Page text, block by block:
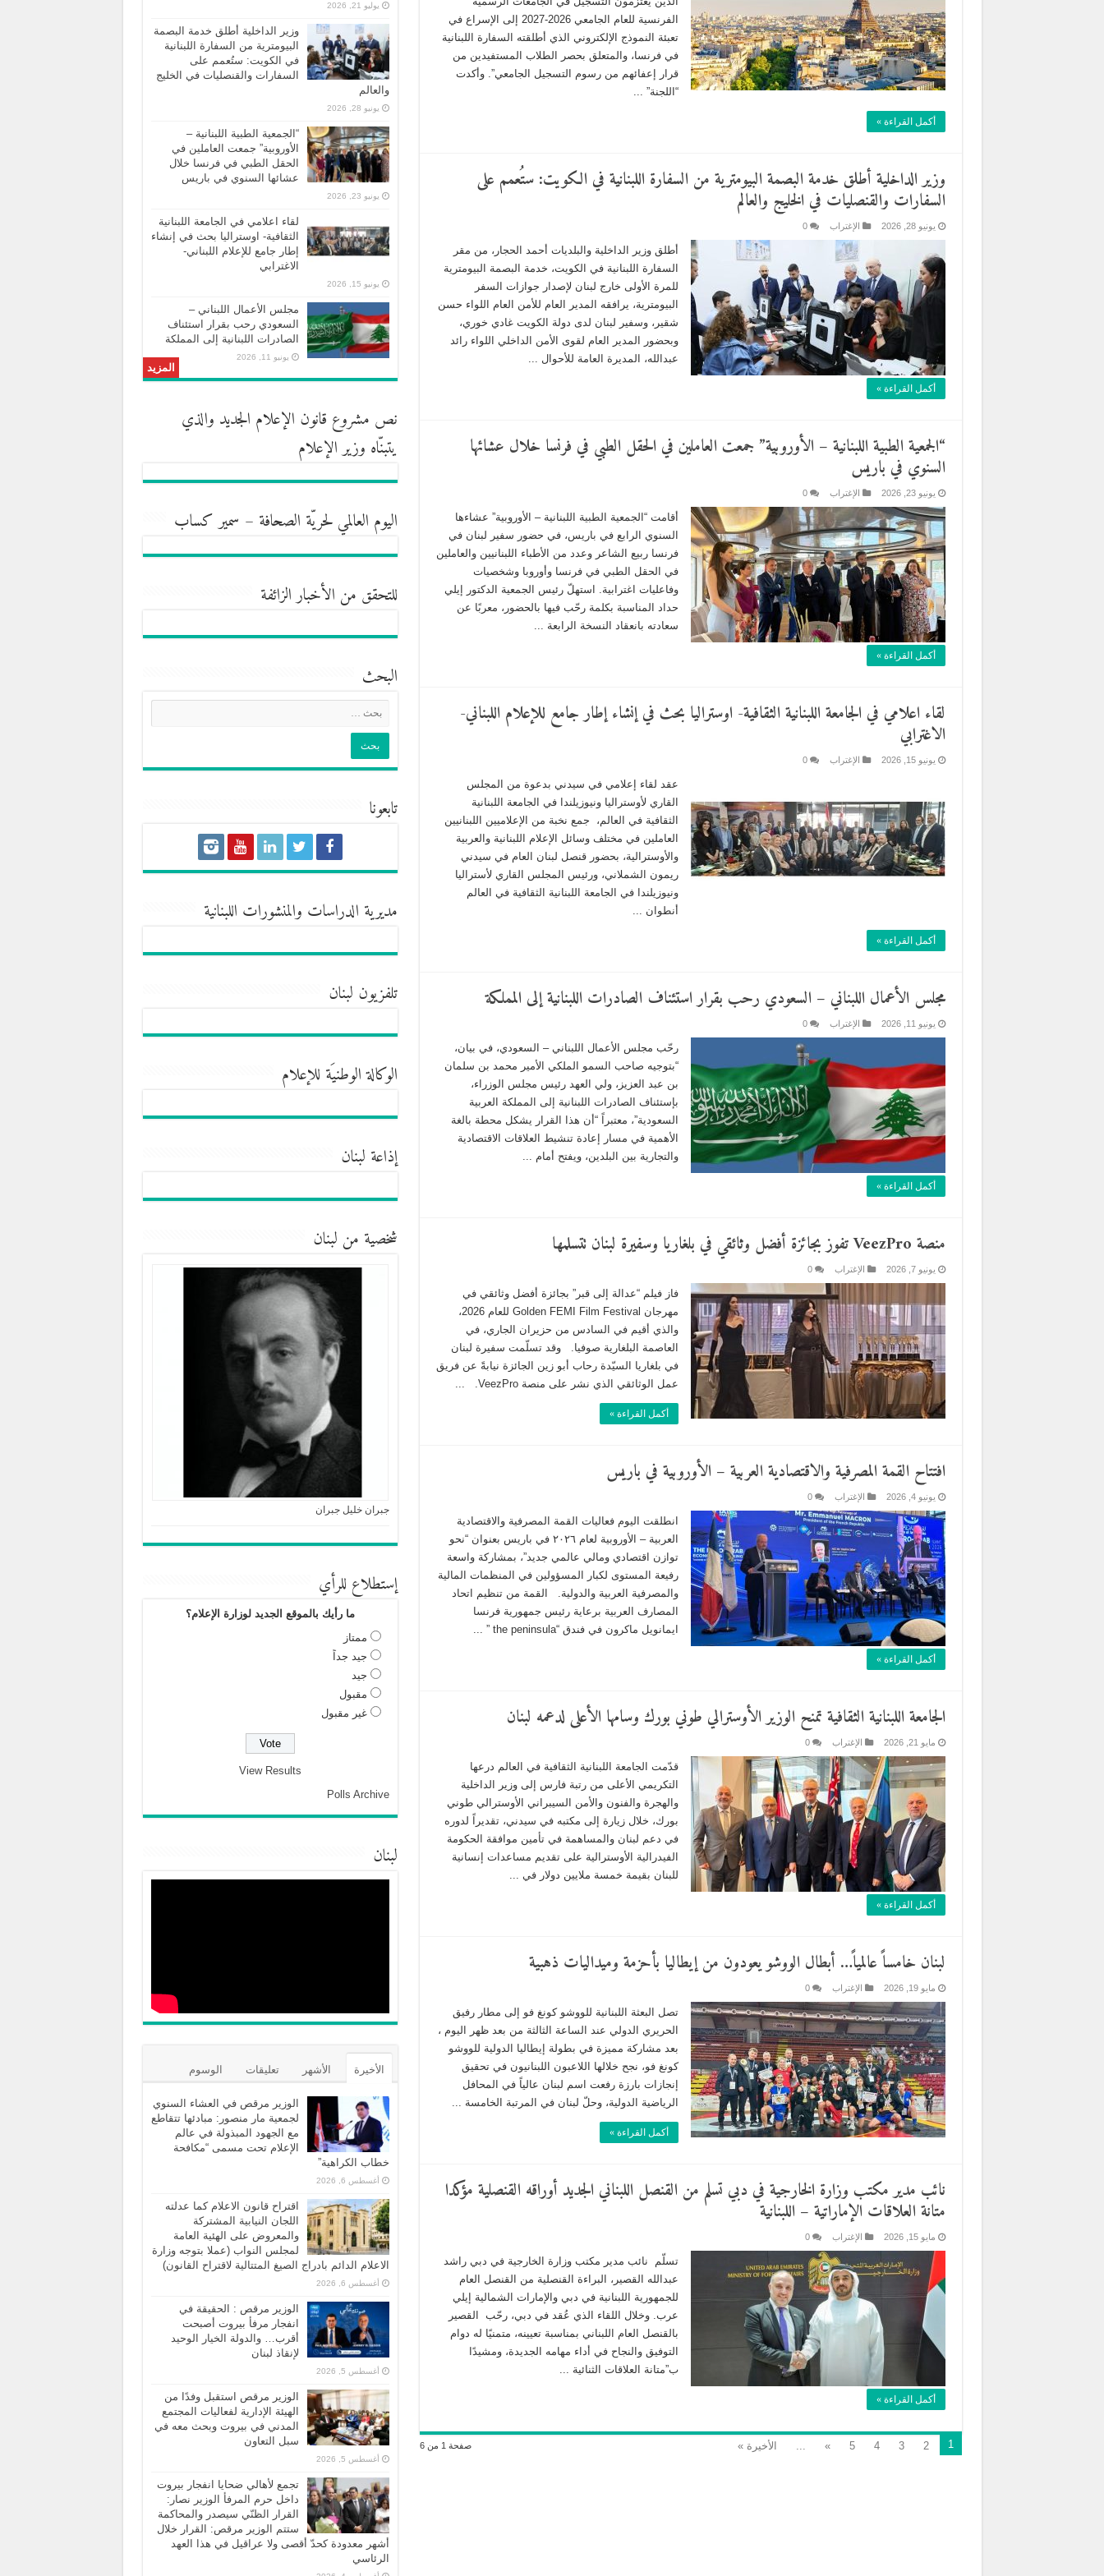
الفرنسية للعام الجامعي 2026-2027 إلى الإسراع في
تعبئة النموذج الإلكتروني الذي أطلقته السفارة اللبنانية
في فرنسا، والمتعلق بحصر الطلاب المستفيدين من
قرار إعفائهم من رسوم التسجيل الجامعي”. وأكدت
“اللجنة” ...
أكمل القراءة »
وزير الداخلية أطلق خدمة البصمة البيومترية من السفارة اللبنانية في الكويت: ستُعمم على
السفارات والقنصليات في الخليج والعالم
يونيو 28, 2026 الإغتراب 0
أطلق وزير الداخلية والبلديات أحمد الحجار، من مقر
السفارة اللبنانية في الكويت، خدمة البصمة البيومترية
للمرة الأولى خارج لبنان لإصدار جوازات السفر
البيومترية، يرافقه المدير العام للأمن العام اللواء حسن
شقير، وسفير لبنان لدى دولة الكويت غادي خوري،
وبحضور المدير العام لقوى الأمن الداخلي اللواء رائد
عبدالله، المديرة العامة للأحوال ...
أكمل القراءة »
“الجمعية الطبية اللبنانية – الأوروبية” جمعت العاملين في الحقل الطبي في فرنسا خلال عشائها
السنوي في باريس
يونيو 23, 2026 الإغتراب 0
أقامت “الجمعية الطبية اللبنانية – الأوروبية” عشاءها
السنوي الرابع في باريس، في حضور سفير لبنان في
فرنسا ربيع الشاعر وعدد من الأطباء اللبنانيين والعاملين
في الحقل الطبي في فرنسا وأوروبا وشخصيات
وفاعليات اغترابية. استهلّ رئيس الجمعية الدكتور إيلي
حداد المناسبة بكلمة رحّب فيها بالحضور، معربًا عن
سعادته بانعقاد النسخة الرابعة ...
أكمل القراءة »
لقاء اعلامي في الجامعة اللبنانية الثقافية- اوستراليا بحث في إنشاء إطار جامع للإعلام اللبناني-
الاغترابي
يونيو 15, 2026 الإغتراب 0
عقد لقاء إعلامي في سيدني بدعوة من المجلس
القاري لأوستراليا ونيوزيلندا في الجامعة اللبنانية
الثقافية في العالم، جمع نخبة من الإعلاميين اللبنانيين
العاملين في مختلف وسائل الإعلام اللبنانية والعربية
والأوسترالية، بحضور قنصل لبنان العام في سيدني
ريمون الشملاني، ورئيس المجلس القاري لأستراليا
ونيوزيلندا في الجامعة اللبنانية الثقافية في العالم
أنطوان ...
أكمل القراءة »
مجلس الأعمال اللبناني – السعودي رحب بقرار استئناف الصادرات اللبنانية إلى المملكة
يونيو 11, 2026 الإغتراب 0
رحّب مجلس الأعمال اللبناني – السعودي، في بيان،
“بتوجيه صاحب السمو الملكي الأمير محمد بن سلمان
بن عبد العزيز، ولي العهد رئيس مجلس الوزراء،
بإستئناف الصادرات اللبنانية إلى المملكة العربية
السعودية”، معتبراً “أن هذا القرار يشكل محطة بالغة
الأهمية في مسار إعادة تنشيط العلاقات الاقتصادية
والتجارية بين البلدين، ويفتح أمام ...
أكمل القراءة »
منصة VeezPro تفوز بجائزة أفضل وثائقي في بلغاريا وسفيرة لبنان تتسلمها
يونيو 7, 2026 الإغتراب 0
فاز فيلم “عدالة إلى قبر” بجائزة أفضل وثائقي في
مهرجان Golden FEMI Film Festival للعام 2026،
والذي أقيم في السادس من حزيران الجاري، في
العاصمة البلغارية صوفيا. وقد تسلّمت سفيرة لبنان
في بلغاريا السيّدة رحاب أبو زين الجائزة نيابةً عن فريق
عمل الوثائقي الذي نشر على منصة VeezPro. ...
أكمل القراءة »
افتتاح القمة المصرفية والاقتصادية العربية – الأوروبية في باريس
يونيو 4, 2026 الإغتراب 0
انطلقت اليوم فعاليات القمة المصرفية والاقتصادية
العربية – الأوروبية لعام ٢٠٢٦ في باريس بعنوان “نحو
توازن اقتصادي ومالي عالمي جديد”، بمشاركة واسعة
رفيعة المستوى لكبار المسؤولين في المنظمات المالية
والمصرفية العربية والدولية. القمة من تنظيم اتحاد
المصارف العربية برعاية رئيس جمهورية فرنسا
ايمانويل ماكرون في فندق “the peninsula ” ...
أكمل القراءة »
الجامعة اللبنانية الثقافية تمنح الوزير الأوسترالي طوني بورك وسامها الأعلى لدعمه لبنان
مايو 21, 2026 الإغتراب 0
قدّمت الجامعة اللبنانية الثقافية في العالم درعها
التكريمي الأعلى من رتبة فارس إلى وزير الداخلية
والهجرة والفنون والأمن السيبراني الأوسترالي طوني
بورك، خلال زيارة إلى مكتبه في سيدني، تقديراً لدوره
في دعم لبنان والمساهمة في تأمين موافقة الحكومة
الفيدرالية الأوسترالية على تقديم مساعدات إنسانية
للبنان بقيمة خمسة ملايين دولار في ...
أكمل القراءة »
لبنان خامساً عالمياً… أبطال الووشو يعودون من إيطاليا بأحزمة وميداليات ذهبية
مايو 19, 2026 الإغتراب 0
تصل البعثة اللبنانية للووشو كونغ فو إلى مطار رفيق
الحريري الدولي عند الساعة الثالثة من بعد ظهر اليوم ،
بعد مشاركة مميزة في بطولة إيطاليا الدولية للووشو
كونغ فو، نجح خلالها اللاعبون اللبنانيون في تحقيق
إنجازات بارزة رفعت اسم لبنان عالياً في المحافل
الرياضية الدولية، وحلّ لبنان في المرتبة الخامسة ...
أكمل القراءة »
نائب مدير مكتب وزارة الخارجية في دبي تسلم من القنصل اللبناني الجديد أوراقه القنصلية مؤكدا
متانة العلاقات الإماراتية – اللبنانية
مايو 15, 2026 الإغتراب 0
تسلّم نائب مدير مكتب وزارة الخارجية في دبي راشد
عبدالله القصير، البراءة القنصلية من القنصل العام
للجمهورية اللبنانية في دبي والإمارات الشمالية إيلي
عرب. وخلال اللقاء الذي عُقد في دبي، رحّب القصير
بالقنصل العام اللبناني بمناسبة تعيينه، متمنيًا له دوام
التوفيق والنجاح في أداء مهامه الجديدة، ومشيدًا
ب”متانة العلاقات الثنائية ...
أكمل القراءة »
صفحة 1 من 6 1
2
3
4
5
»
... الأخيرة »
المزيد
يوليو 21, 2026
وزير الداخلية أطلق خدمة البصمة
البيومترية من السفارة اللبنانية
في الكويت: ستُعمم على
السفارات والقنصليات في الخليج
والعالم
يونيو 28, 2026
“الجمعية الطبية اللبنانية –
الأوروبية” جمعت العاملين في
الحقل الطبي في فرنسا خلال
عشائها السنوي في باريس
يونيو 23, 2026
لقاء اعلامي في الجامعة اللبنانية
الثقافية- اوستراليا بحث في إنشاء
إطار جامع للإعلام اللبناني-
الاغترابي
يونيو 15, 2026
مجلس الأعمال اللبناني –
السعودي رحب بقرار استئناف
الصادرات اللبنانية إلى المملكة
يونيو 11, 2026
نص مشروع قانون الإعلام الجديد والذي
يتبنّاه وزير الإعلام
اليوم العالمي لحريّة الصحافة – سمير كساب
للتحقق من الأخبار الزائفة
البحث
تابعونا
مديرية الدراسات والمنشورات اللبنانية
تلفزيون لبنان
الوكالة الوطنيَة للإعلام
إذاعة لبنان
شخصية من لبنان
جبران خليل جبران
إستطلاع للرأي
ما رأيك بالموقع الجديد لوزارة الإعلام؟
ممتاز
جيد جداً
جيد
مقبول
غير مقبول
View Results
Polls Archive
لبنان
الأخيرة الأشهر تعليقات الوسوم
الوزير مرقص في العشاء السنوي
لجمعية مار منصور: مبادئها تتقاطع
مع الجهود المبذولة في عالم
الإعلام تحت مسمى “مكافحة
خطاب الكراهية”
أغسطس 6, 2026
اقتراح قانون الاعلام كما عدلته
اللجان النيابية المشتركة
والمعروض على الهئية العامة
لمجلس النواب (عملا بتوجه وزارة
الاعلام الدائم بادراج الصيغ المتتالية لاقتراح القانون)
أغسطس 6, 2026
الوزير مرقص : الحقيقة في
انفجار مرفأ بيروت أصبحت
أقرب… والدولة الخيار الوحيد
لإنقاذ لبنان
أغسطس 5, 2026
الوزير مرقص استقبل وفدًا من
الهيئة الإدارية لفعاليات المجتمع
المدني في بيروت وبحث معه في
سبل التعاون
أغسطس 5, 2026
تجمع لأهالي ضحايا انفجار بيروت
داخل حرم المرفأ الوزير نصار:
القرار الظنّي سيصدر والمحاكمة
ستتم الوزير مرقص: القرار خلال
أشهر معدودة كحدّ أقصى ولا عراقيل في هذا العهد
الرئاسي